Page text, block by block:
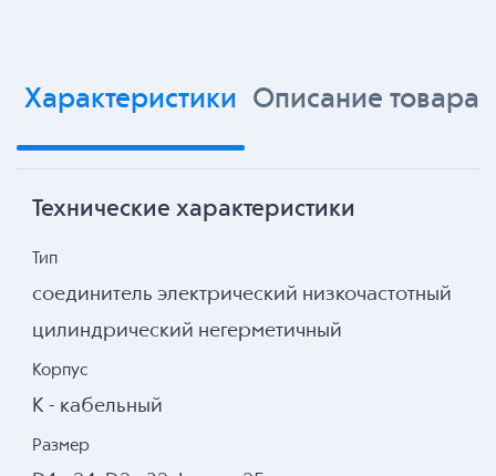
Характеристики Описание товара
Технические характеристики
Тип
соединитель электрический низкочастотный
цилиндрический негерметичный
Корпус
К - кабельный
Размер